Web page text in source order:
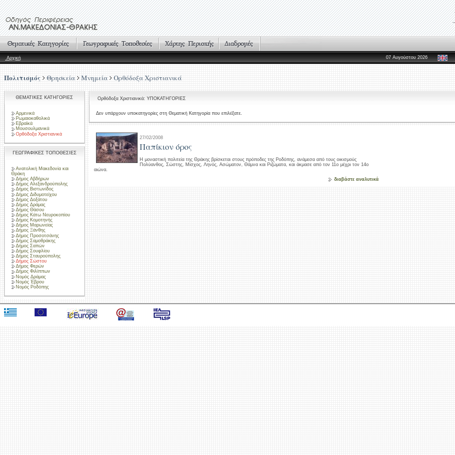
Αρχική 07 Αυγούστου 2026
Πολιτισμός Θρησκεία Μνημεία Ορθόδοξα Χριστιανικά
ΘΕΜΑΤΙΚΕΣ ΚΑΤΗΓΟΡΙΕΣ
Αρμενικά
Ρωμαιοκαθολικά
Εβραϊκά
Μουσουλμανικά
Ορθόδοξα Χριστιανικά
ΓΕΩΓΡΑΦΙΚΕΣ ΤΟΠΟΘΕΣΙΕΣ
Ανατολική Μακεδονία και
Θράκη
Δήμος Αβδήρων
Δήμος Αλεξανδρούπολης
Δήμος Βιστωνίδος
Δήμος Διδυμοτείχου
Δήμος Δοξάτου
Δήμος Δράμας
Δήμος Θάσου
Δήμος Κάτω Νευροκοπίου
Δήμος Κομοτηνής
Δήμος Μαρωνείας
Δήμος Ξάνθης
Δήμος Προσοτσάνης
Δήμος Σαμοθράκης
Δήμος Σαπών
Δήμος Σουφλίου
Δήμος Σταυρούπολης
Δήμος Σώστου
Δήμος Φερών
Δήμος Φιλίππων
Νομός Δράμας
Νομός Έβρου
Νομός Ροδόπης
Ορθόδοξα Χριστιανικά: ΥΠΟΚΑΤΗΓΟΡΙΕΣ
Δεν υπάρχουν υποκατηγορίες στη Θεματική Κατηγορία που επιλέξατε.
27/02/2008
Παπίκιον όρος
Η μοναστική πολιτεία της Θράκης βρίσκεται στους πρόποδες της Ροδόπης, ανάμεσα από τους οικισμούς
Πολύανθος, Σώστης, Μίσχος, Ληνός, Ασώματον, Θάμνα και Ριζώματα, και άκμασε από τον 11ο μέχρι τον 14ο
αιώνα.
διαβάστε αναλυτικά